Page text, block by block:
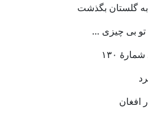
گلستان بگذشت
تو بی چیزی …
۱۳۰
افغان